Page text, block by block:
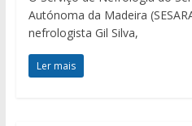
Autónoma da Madeira
nefrologista Gil Silva,
Ler mais